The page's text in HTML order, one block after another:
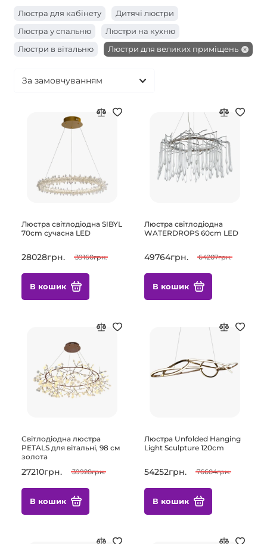
Люстра для кабінету
Дитячі люстри
Люстра у спальню
Люстри на кухню
Люстри в вітальню
Люстри для великих приміщень
Люстра світлодіодна SIBYL
70сm сучасна LED
28028грн. 39160грн.
В кошик
Люстра світлодіодна
WATERDROPS 60cm LED
49764грн. 64207грн.
В кошик
Світлодіодна люстра
PETALS для вітальні, 98 см
золота
27210грн. 39928грн.
В кошик
Люстра Unfolded Hanging
Light Sculpture 120cm
54252грн. 76604грн.
В кошик